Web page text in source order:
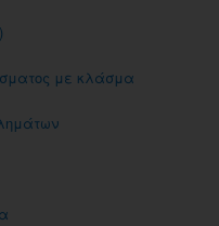
με κλάσμα